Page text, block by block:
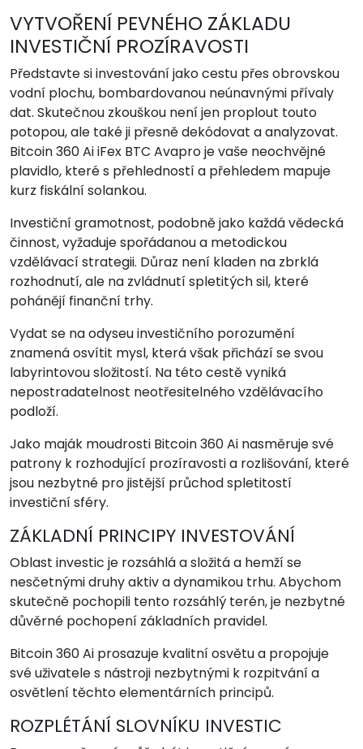
VYTVOŘENÍ PEVNÉHO ZÁKLADU
INVESTIČNÍ PROZÍRAVOSTI
Představte si investování jako cestu přes obrovskou
vodní plochu, bombardovanou neúnavnými přívaly
dat. Skutečnou zkouškou není jen proplout touto
potopou, ale také ji přesně dekódovat a analyzovat.
Bitcoin 360 Ai iFex BTC Avapro je vaše neochvějné
plavidlo, které s přehledností a přehledem mapuje
kurz fiskální solankou.
Investiční gramotnost, podobně jako každá vědecká
činnost, vyžaduje spořádanou a metodickou
vzdělávací strategii. Důraz není kladen na zbrklá
rozhodnutí, ale na zvládnutí spletitých sil, které
pohánějí finanční trhy.
Vydat se na odyseu investičního porozumění
znamená osvítit mysl, která však přichází se svou
labyrintovou složitostí. Na této cestě vyniká
nepostradatelnost neotřesitelného vzdělávacího
podloží.
Jako maják moudrosti Bitcoin 360 Ai nasměruje své
patrony k rozhodující prozíravosti a rozlišování, které
jsou nezbytné pro jistější průchod spletitostí
investiční sféry.
ZÁKLADNÍ PRINCIPY INVESTOVÁNÍ
Oblast investic je rozsáhlá a složitá a hemží se
nesčetnými druhy aktiv a dynamikou trhu. Abychom
skutečně pochopili tento rozsáhlý terén, je nezbytné
důvěrné pochopení základních pravidel.
Bitcoin 360 Ai prosazuje kvalitní osvětu a propojuje
své uživatele s nástroji nezbytnými k rozpitvání a
osvětlení těchto elementárních principů.
ROZPLÉTÁNÍ SLOVNÍKU INVESTIC